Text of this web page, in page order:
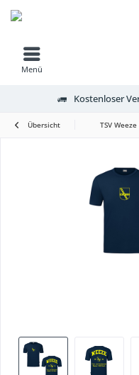
Menü
Kostenloser
Übersicht TSV